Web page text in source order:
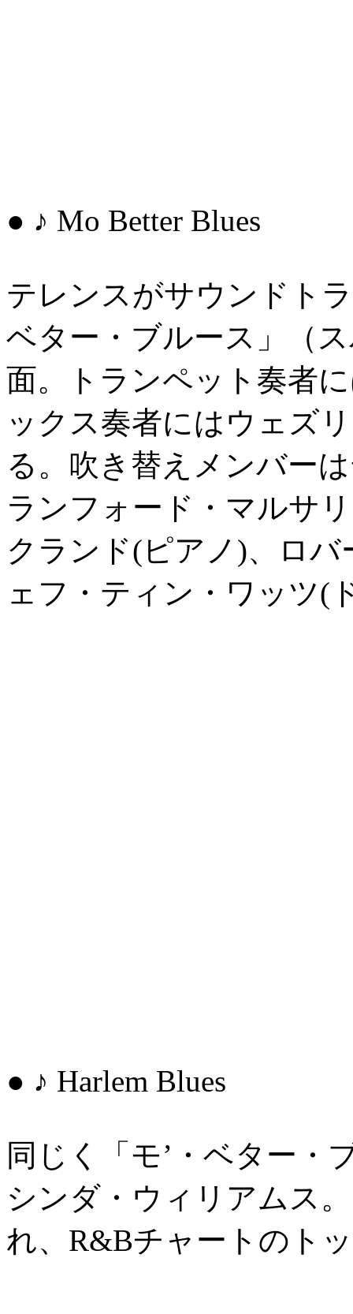
● ♪ Mo Better Blues
テレンスがサウンドト
ベター・ブルース」（
面。トランペット奏者
ックス奏者にはウェズ
る。吹き替えメンバー
ランフォード・マルサ
クランド(ピアノ)、ロ
ェフ・ティン・ワッツ(
● ♪ Harlem Blues
同じく「モ’・ベター・
シンダ・ウィリアムス
れ、R&Bチャートのト